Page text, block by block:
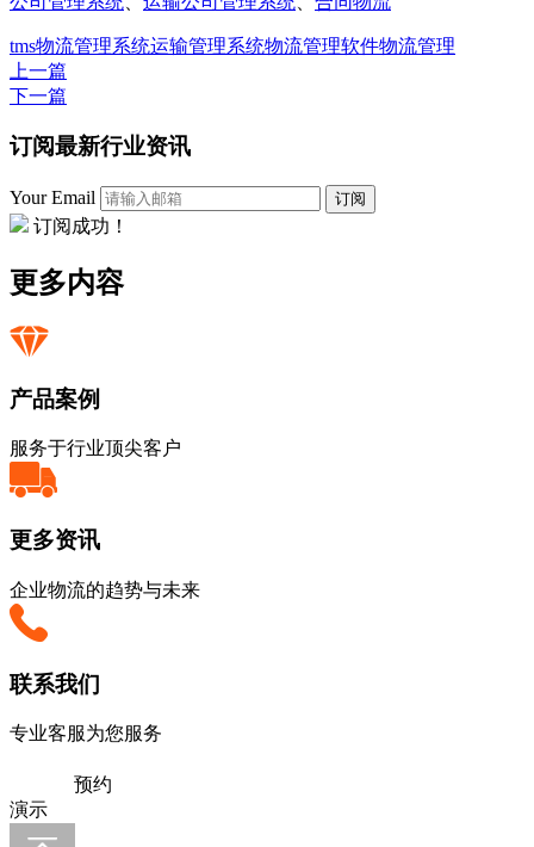
tms物流管理系统运输管理系统物流管理软件物流管理
上一篇
下一篇
订阅最新行业资讯
Your Email 订阅
订阅成功！
更多内容
产品案例
服务于行业顶尖客户
更多资讯
企业物流的趋势与未来
联系我们
专业客服为您服务
预约
演示